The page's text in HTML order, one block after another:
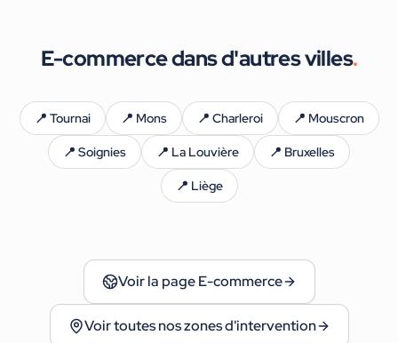
E-commercedans d'autres villes.
📍 Tournai 📍 Mons 📍 Charleroi 📍 Mouscron
📍 Soignies 📍 La Louvière 📍 Bruxelles
📍 Liège
Voir la pageE-commerce
Voir toutes nos zones d'intervention